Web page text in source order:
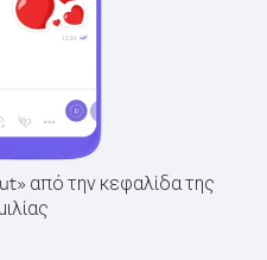
από την κεφαλίδα της